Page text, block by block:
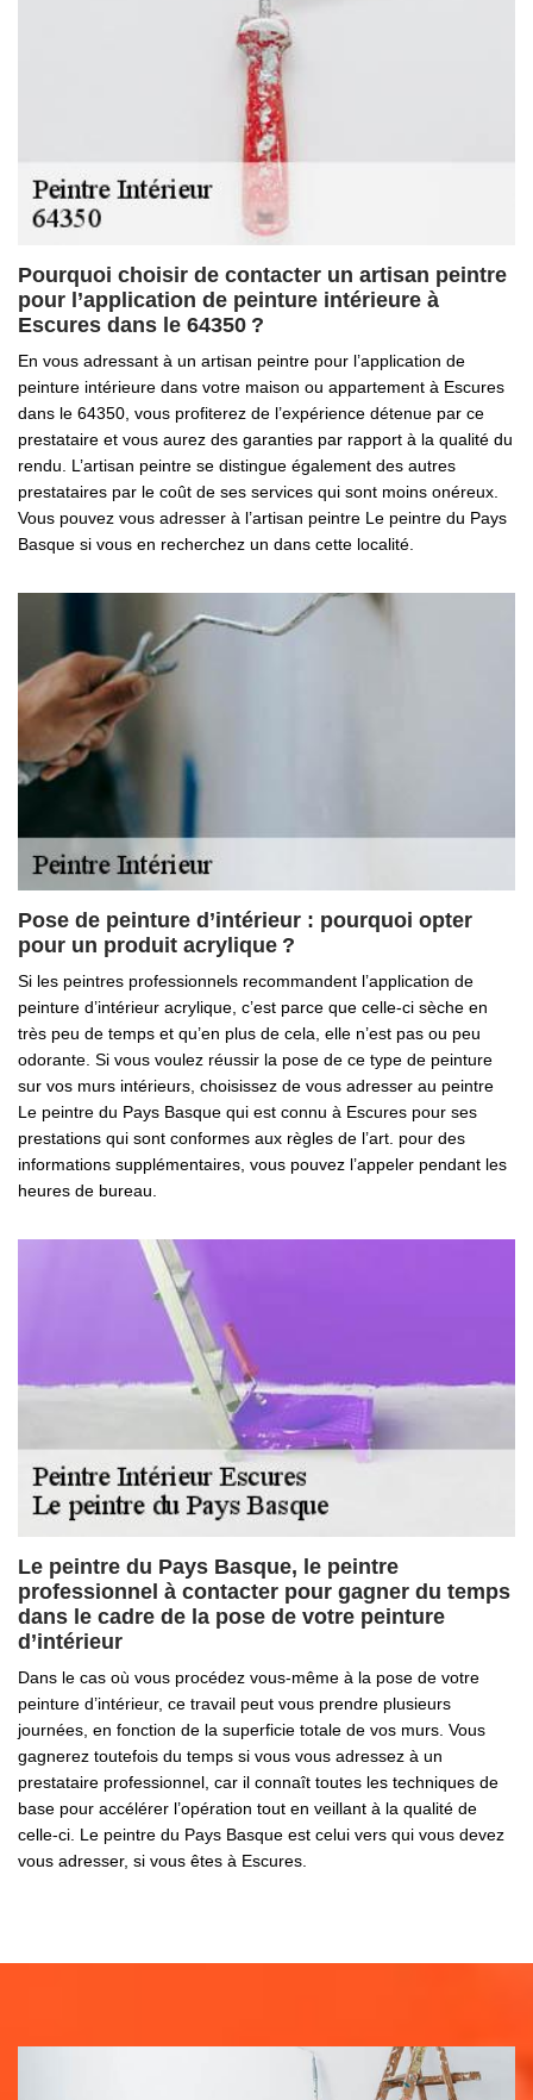
Pourquoi choisir de contacter un artisan peintre
pour l’application de peinture intérieure à
Escures dans le 64350 ?
En vous adressant à un artisan peintre pour l’application de
peinture intérieure dans votre maison ou appartement à Escures
dans le 64350, vous profiterez de l’expérience détenue par ce
prestataire et vous aurez des garanties par rapport à la qualité du
rendu. L’artisan peintre se distingue également des autres
prestataires par le coût de ses services qui sont moins onéreux.
Vous pouvez vous adresser à l’artisan peintre Le peintre du Pays
Basque si vous en recherchez un dans cette localité.
Pose de peinture d’intérieur : pourquoi opter
pour un produit acrylique ?
Si les peintres professionnels recommandent l’application de
peinture d’intérieur acrylique, c’est parce que celle-ci sèche en
très peu de temps et qu’en plus de cela, elle n’est pas ou peu
odorante. Si vous voulez réussir la pose de ce type de peinture
sur vos murs intérieurs, choisissez de vous adresser au peintre
Le peintre du Pays Basque qui est connu à Escures pour ses
prestations qui sont conformes aux règles de l’art. pour des
informations supplémentaires, vous pouvez l’appeler pendant les
heures de bureau.
Le peintre du Pays Basque, le peintre
professionnel à contacter pour gagner du temps
dans le cadre de la pose de votre peinture
d’intérieur
Dans le cas où vous procédez vous-même à la pose de votre
peinture d’intérieur, ce travail peut vous prendre plusieurs
journées, en fonction de la superficie totale de vos murs. Vous
gagnerez toutefois du temps si vous vous adressez à un
prestataire professionnel, car il connaît toutes les techniques de
base pour accélérer l’opération tout en veillant à la qualité de
celle-ci. Le peintre du Pays Basque est celui vers qui vous devez
vous adresser, si vous êtes à Escures.